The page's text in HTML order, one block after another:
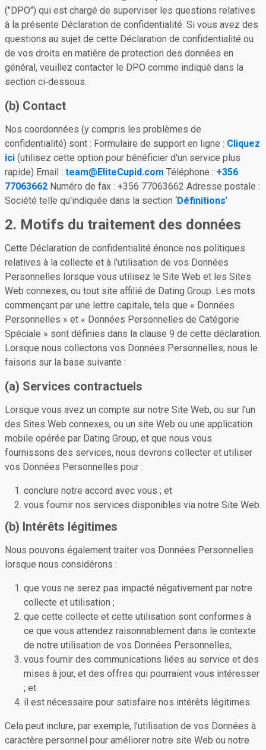
("DPO") qui est chargé de superviser les questions relatives
à la présente Déclaration de confidentialité. Si vous avez des
questions au sujet de cette Déclaration de confidentialité ou
de vos droits en matière de protection des données en
général, veuillez contacter le DPO comme indiqué dans la
section ci‑dessous.
(b) Contact
Nos coordonnées (y compris les problèmes de
confidentialité) sont : Formulaire de support en ligne : Cliquez
ici (utilisez cette option pour bénéficier d'un service plus
rapide) Email : team@EliteCupid.com Téléphone : +356
77063662 Numéro de fax : +356 77063662 Adresse postale :
Société telle qu'indiquée dans la section ‘Définitions’
2. Motifs du traitement des données
Cette Déclaration de confidentialité énonce nos politiques
relatives à la collecte et à l'utilisation de vos Données
Personnelles lorsque vous utilisez le Site Web et les Sites
Web connexes, ou tout site affilié de Dating Group. Les mots
commençant par une lettre capitale, tels que « Données
Personnelles » et « Données Personnelles de Catégorie
Spéciale » sont définies dans la clause 9 de cette déclaration.
Lorsque nous collectons vos Données Personnelles, nous le
faisons sur la base suivante :
(a) Services contractuels
Lorsque vous avez un compte sur notre Site Web, ou sur l'un
des Sites Web connexes, ou un site Web ou une application
mobile opérée par Dating Group, et que nous vous
fournissons des services, nous devrons collecter et utiliser
vos Données Personnelles pour :
conclure notre accord avec vous ; et
vous fournir nos services disponibles via notre Site Web.
(b) Intérêts légitimes
Nous pouvons également traiter vos Données Personnelles
lorsque nous considérons :
que vous ne serez pas impacté négativement par notre
collecte et utilisation ;
que cette collecte et cette utilisation sont conformes à
ce que vous attendez raisonnablement dans le contexte
de notre utilisation de vos Données Personnelles,
vous fournir des communications liées au service et des
mises à jour, et des offres qui pourraient vous intéresser
; et
il est nécessaire pour satisfaire nos intérêts légitimes.
Cela peut inclure, par exemple, l'utilisation de vos Données à
caractère personnel pour améliorer notre site Web ou notre